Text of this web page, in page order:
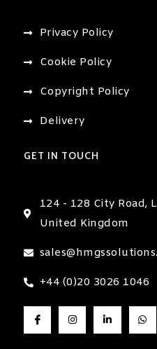
Privacy Policy
Cookie Policy
Copyright Policy
Delivery
GET IN TOUCH
124 - 128 City Road,
United Kingdom
+44 (0)20 3026 1046